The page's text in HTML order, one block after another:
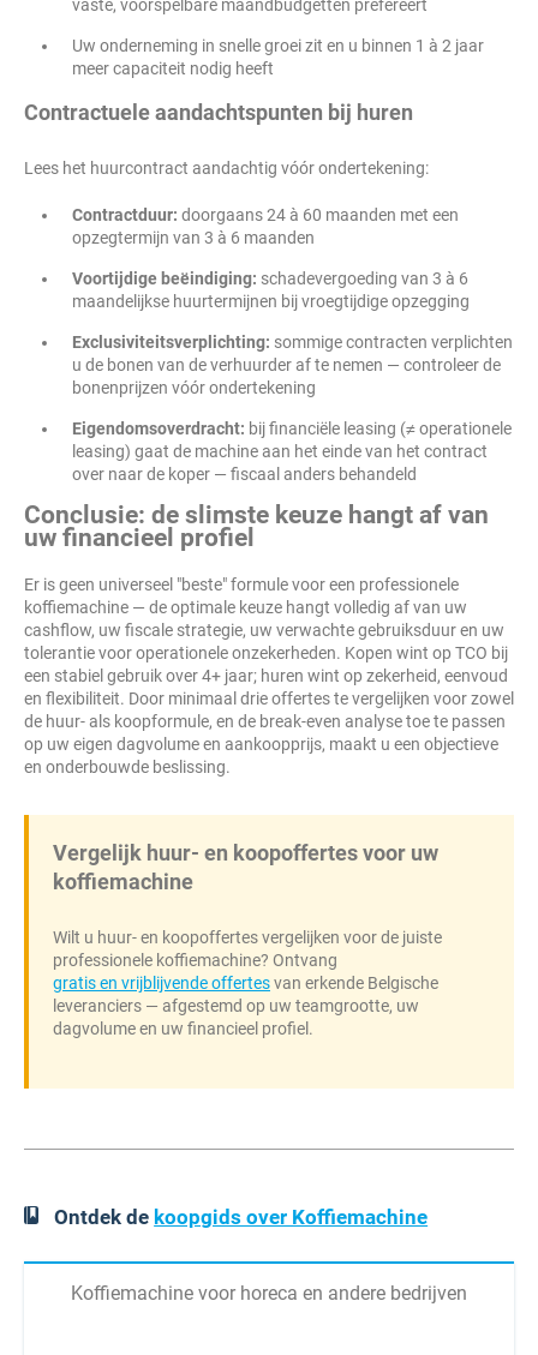
vaste, voorspelbare maandbudgetten prefereert
Uw onderneming in snelle groei zit en u binnen 1 à 2 jaar
meer capaciteit nodig heeft
Contractuele aandachtspunten bij huren
Lees het huurcontract aandachtig vóór ondertekening:
Contractduur: doorgaans 24 à 60 maanden met een
opzegtermijn van 3 à 6 maanden
Voortijdige beëindiging: schadevergoeding van 3 à 6
maandelijkse huurtermijnen bij vroegtijdige opzegging
Exclusiviteitsverplichting: sommige contracten verplichten
u de bonen van de verhuurder af te nemen — controleer de
bonenprijzen vóór ondertekening
Eigendomsoverdracht: bij financiële leasing (≠ operationele
leasing) gaat de machine aan het einde van het contract
over naar de koper — fiscaal anders behandeld
Conclusie: de slimste keuze hangt af van
uw financieel profiel
Er is geen universeel "beste" formule voor een professionele
koffiemachine — de optimale keuze hangt volledig af van uw
cashflow, uw fiscale strategie, uw verwachte gebruiksduur en uw
tolerantie voor operationele onzekerheden. Kopen wint op TCO bij
een stabiel gebruik over 4+ jaar; huren wint op zekerheid, eenvoud
en flexibiliteit. Door minimaal drie offertes te vergelijken voor zowel
de huur- als koopformule, en de break-even analyse toe te passen
op uw eigen dagvolume en aankoopprijs, maakt u een objectieve
en onderbouwde beslissing.
Vergelijk huur- en koopoffertes voor uw
koffiemachine
Wilt u huur- en koopoffertes vergelijken voor de juiste
professionele koffiemachine? Ontvang
gratis en vrijblijvende offertesvan erkende Belgische
leveranciers — afgestemd op uw teamgrootte, uw
dagvolume en uw financieel profiel.
Ontdek de koopgids over Koffiemachine
Koffiemachine voor horeca en andere bedrijven